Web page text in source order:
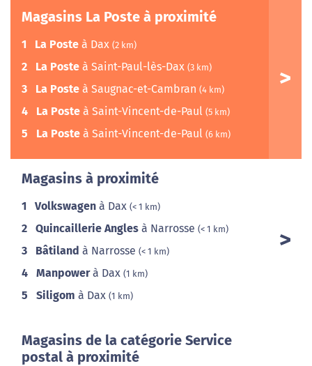
Magasins La Poste à proximité
1 La Poste à Dax (2 km)
2 La Poste à Saint-Paul-lès-Dax (3 km)
3 La Poste à Saugnac-et-Cambran (4 km)
4 La Poste à Saint-Vincent-de-Paul (5 km)
5 La Poste à Saint-Vincent-de-Paul (6 km)
Magasins à proximité
1 Volkswagen à Dax (< 1 km)
2 Quincaillerie Angles à Narrosse (< 1 km)
3 Bâtiland à Narrosse (< 1 km)
4 Manpowerà Dax (1 km)
5 Siligom à Dax (1 km)
Magasins de la catégorie Service
postal à proximité